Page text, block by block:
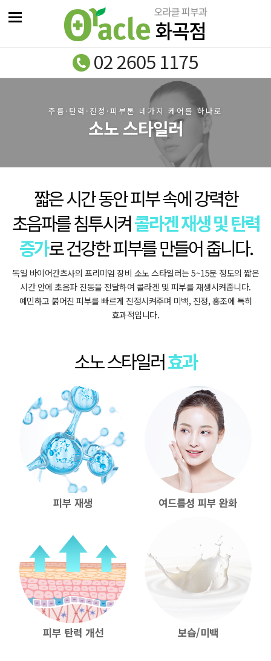
주름·탄력·진정·피부톤 네가지 케어를 하나로
소노 스타일러
짧은 시간 동안 피부 속에 강력한
초음파를 침투시켜콜라겐 재생 및 탄력
증가로 건강한 피부를 만들어 줍니다.
독일 바이어간츠사의 프리미엄 장비 소노 스타일러는 5~15분 정도의 짧은
시간 안에 초음파 진동을 전달하여 콜라겐 및 피부를 재생시켜줍니다.
예민하고 붉어진 피부를 빠르게 진정시켜주며 미백, 진정, 홍조에 특히
효과적입니다.
소노 스타일러효과
피부 재생 여드름성 피부 완화
피부 탄력 개선 보습/미백